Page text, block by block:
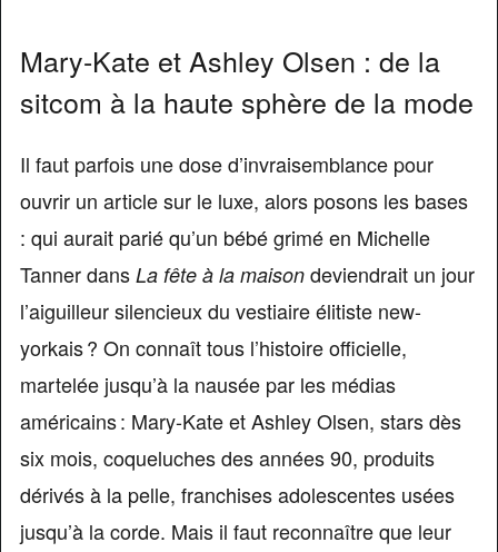
Mary-Kate et Ashley Olsen : de la
sitcom à la haute sphère de la mode
Il faut parfois une dose d’invraisemblance pour
ouvrir un article sur le luxe, alors posons les bases
: qui aurait parié qu’un bébé grimé en Michelle
Tanner dans La fête à la maisondeviendrait un jour
l’aiguilleur silencieux du vestiaire élitiste new-
yorkais ? On connaît tous l’histoire officielle,
martelée jusqu’à la nausée par les médias
américains : Mary-Kate et Ashley Olsen, stars dès
six mois, coqueluches des années 90, produits
dérivés à la pelle, franchises adolescentes usées
jusqu’à la corde. Mais il faut reconnaître que leur